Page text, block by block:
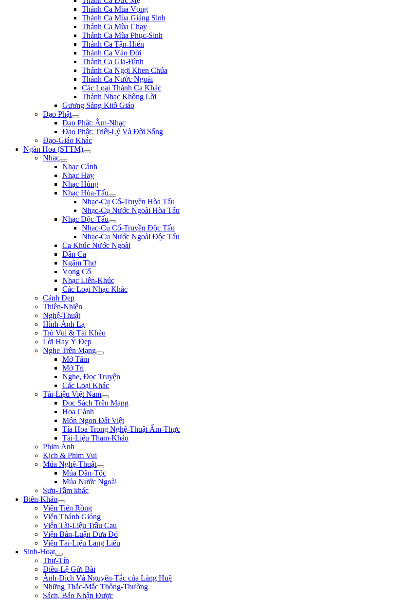
Thánh Ca Mùa Vọng
Thánh Ca Mùa Giáng Sinh
Thánh Ca Mùa Chay
Thánh Ca Mùa Phục-Sinh
Thánh Ca Tận-Hiến
Thánh Ca Vào Đời
Thánh Ca Gia-Đình
Thánh Ca Ngợi Khen Chúa
Thánh Ca Nước Ngoài
Các Loại Thánh Ca Khác
Thánh Nhạc Không Lời
Gương Sáng Kitô Giáo
Đạo Phật
Đạo Phật: Âm-Nhạc
Đạo Phật: Triết-Lý Và Đời Sống
Đạo-Giáo Khác
Ngàn Hoa (STTM)
Nhạc
Nhạc Cảnh
Nhạc Hay
Nhạc Hùng
Nhạc Hòa-Tấu
Nhạc-Cụ Cổ-Truyền Hòa Tấu
Nhạc-Cụ Nước Ngoài Hòa Tấu
Nhạc Độc-Tấu
Nhạc-Cụ Cổ-Truyền Độc Tấu
Nhạc-Cụ Nước Ngoài Độc Tấu
Ca Khúc Nước Ngoài
Dân Ca
Ngâm Thơ
Vọng Cổ
Nhạc Liên-Khúc
Các Loại Nhạc Khác
Cảnh Đẹp
Thiên-Nhiên
Nghệ-Thuật
Hình-Ảnh Lạ
Trò Vui & Tài Khéo
Lời Hay Ý Đẹp
Nghe Trên Mạng
Mở Tâm
Mở Trí
Nghe, Đọc Truyện
Các Loại Khác
Tài-Liệu Việt Nam
Đọc Sách Trên Mạng
Hoa Cảnh
Món Ngon Đất Việt
Tỉa Hoa Trong Nghệ-Thuật Ẩm-Thực
Tài-Liệu Tham-Khảo
Phim Ảnh
Kịch & Phim Vui
Múa Nghệ-Thuật
Múa Dân-Tộc
Múa Nước Ngoài
Sưu-Tầm khác
Biên-Khảo
Viện Tiên Rồng
Viện Thánh Gióng
Viện Tài-Liệu Trầu Cau
Viện Bàn-Luận Dưa Đỏ
Viện Tài-Liệu Lang Liêu
Sinh-Hoạt
Thư-Tín
Điều-Lệ Gửi Bài
Ảnh-Đích Và Nguyên-Tắc của Làng Huệ
Những Thắc-Mắc Thông-Thường
Sách, Báo Nhận Được